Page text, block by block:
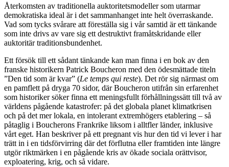
Återkomsten av traditionella auktoritetsmodeller som utarmar
demokratiska ideal är i det sammanhanget inte helt överraskande.
Vad som tycks svårare att föreställa sig i vår samtid är ett tänkande
som inte drivs av vare sig ett destruktivt framåtskridande eller
auktoritär traditionsbundenhet.
Ett försök till ett sådant tänkande kan man finna i en bok av den
franske historikern Patrick Boucheron med den ödesmättade titeln
”Den tid som är kvar” (Le temps qui reste). Det rör sig närmast om
en pamflett på dryga 70 sidor, där Boucheron utifrån sin erfarenhet
som historiker söker finna ett meningsfullt förhållningssätt till två av
världens pågående katastrofer: på det globala planet klimatkrisen
och på det mer lokala, en intolerant extremhögers etablering – så
påtaglig i Boucherons Frankrike liksom i alltfler länder, inklusive
vårt eget. Han beskriver på ett pregnant vis hur den tid vi lever i har
trätt in i en tidsförvirring där det förflutna eller framtiden inte längre
utgör riktmärken i en pågående kris av ökade sociala orättvisor,
exploatering, krig, och så vidare.